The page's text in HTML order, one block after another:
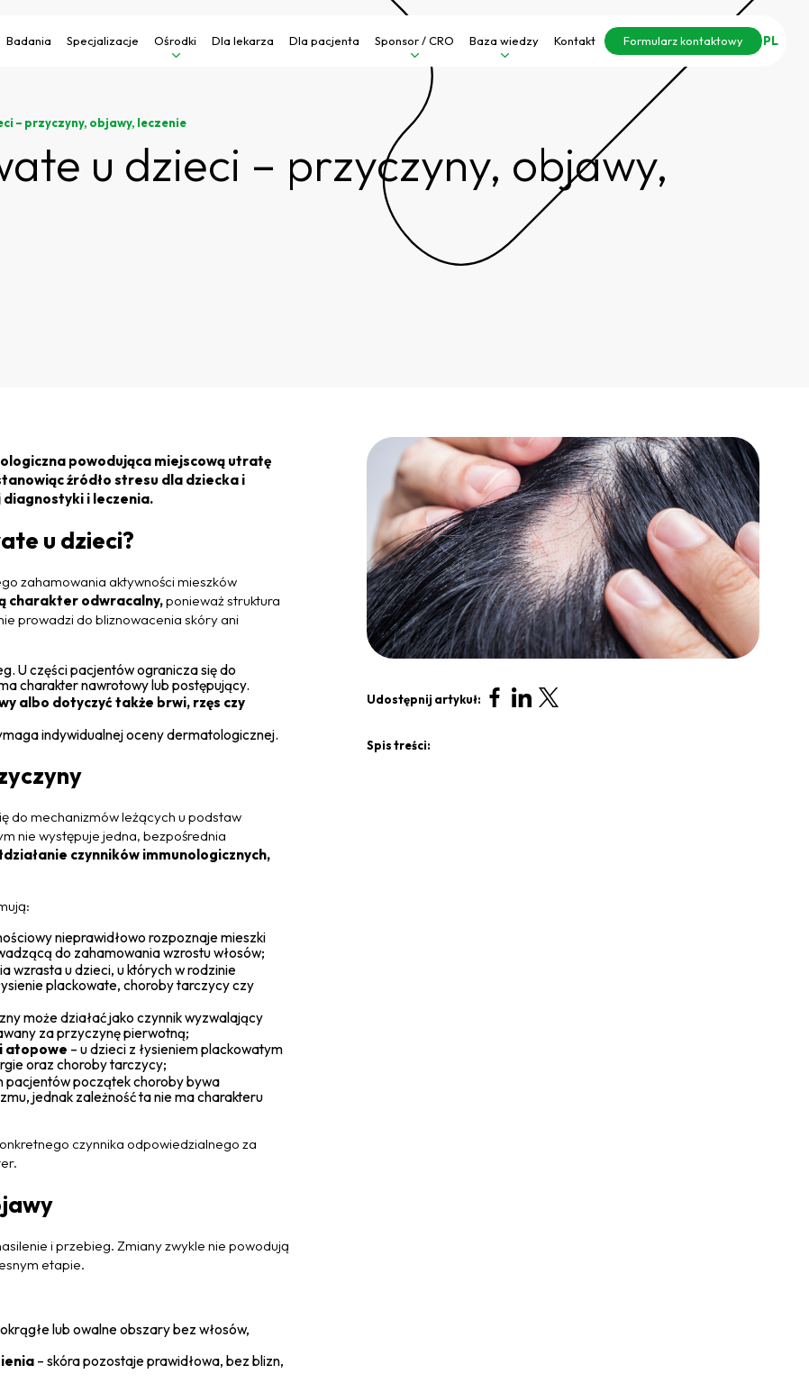
Badania Specjalizacje Ośrodki Dla lekarza Dla pacjenta Sponsor / CRO Baza wiedzy Kontakt Formularz kontaktowy PL
– przyczyny, objawy, leczenie
u dzieci – przyczyny, objawy,
powodująca miejscową utratę
źródło stresu dla dziecka i
diagnostyki i leczenia.
u dzieci?
zahamowania aktywności mieszków
charakter odwracalny,ponieważ struktura
prowadzi do bliznowacenia skóry ani
U części pacjentów ogranicza się do
charakter nawrotowy lub postępujący.
albo dotyczyć także brwi, rzęs czy
indywidualnej oceny dermatologicznej.
do mechanizmów leżących u podstaw
nie występuje jedna, bezpośrednia
czynników immunologicznych,
nieprawidłowo rozpoznaje mieszki
do zahamowania wzrostu włosów;
wzrasta u dzieci, u których w rodzinie
plackowate, choroby tarczycy czy
może działać jako czynnik wyzwalający
za przyczynę pierwotną;
atopowe – u dzieci z łysieniem plackowatym
oraz choroby tarczycy;
pacjentów początek choroby bywa
jednak zależność ta nie ma charakteru
czynnika odpowiedzialnego za
i przebieg. Zmiany zwykle nie powodują
etapie.
lub owalne obszary bez włosów,
– skóra pozostaje prawidłowa, bez blizn,
Udostępnij artykuł:
Spis treści: